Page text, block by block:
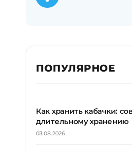
ПОПУЛЯРНОЕ
Как хранить кабачки:
длительному хранению
03.08.2026